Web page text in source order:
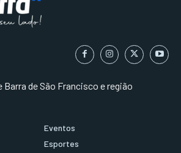
de São Francisco e região
Eventos
Esportes